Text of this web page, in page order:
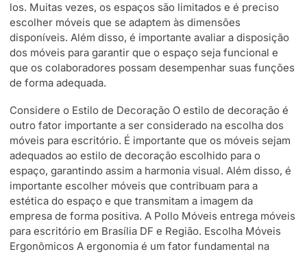
los. Muitas vezes, os espaços são limitados e é preciso
escolher móveis que se adaptem às dimensões
disponíveis. Além disso, é importante avaliar a disposição
dos móveis para garantir que o espaço seja funcional e
que os colaboradores possam desempenhar suas funções
de forma adequada.
Considere o Estilo de Decoração O estilo de decoração é
outro fator importante a ser considerado na escolha dos
móveis para escritório. É importante que os móveis sejam
adequados ao estilo de decoração escolhido para o
espaço, garantindo assim a harmonia visual. Além disso, é
importante escolher móveis que contribuam para a
estética do espaço e que transmitam a imagem da
empresa de forma positiva. A Pollo Móveis entrega móveis
para escritório em Brasília DF e Região. Escolha Móveis
Ergonômicos A ergonomia é um fator fundamental na